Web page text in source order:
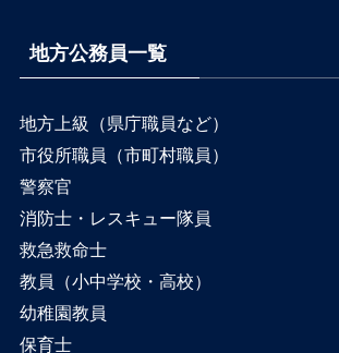
地方公務員一覧
地方上級（県庁職員など）
市役所職員（市町村職員）
警察官
消防士・レスキュー隊員
救急救命士
教員（小中学校・高校）
幼稚園教員
保育士